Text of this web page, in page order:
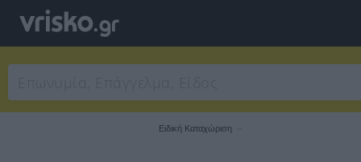
Ειδική Καταχώριση